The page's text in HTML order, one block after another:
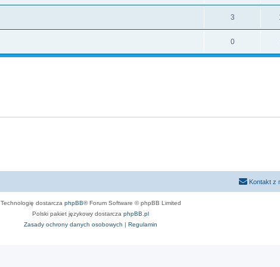
3
0
Kontakt z
Technologię dostarcza phpBB® Forum Software © phpBB Limited
Polski pakiet językowy dostarcza phpBB.pl
Zasady ochrony danych osobowych | Regulamin